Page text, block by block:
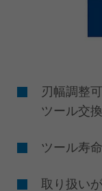
刃幅調整
ツール交
ツール寿
取り扱い